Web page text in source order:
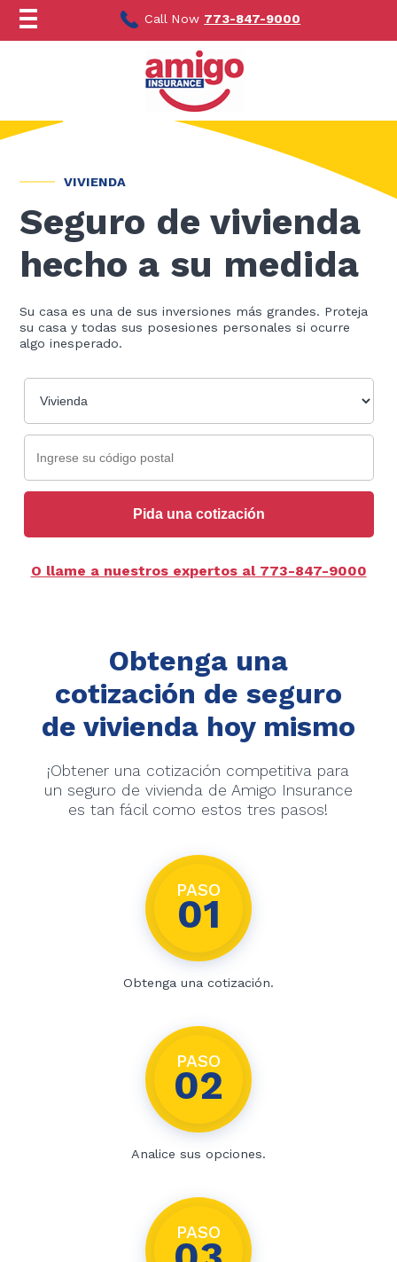
contenido
Call Now 773-847-9000
VIVIENDA
Seguro de vivienda
hecho a su medida
Su casa es una de sus inversiones más grandes. Proteja
su casa y todas sus posesiones personales si ocurre
algo inesperado.
Pida una cotización
O llame a nuestros expertos al 773-847-9000
Obtenga una
cotización de seguro
de vivienda hoy mismo
¡Obtener una cotización competitiva para
un seguro de vivienda de Amigo Insurance
es tan fácil como estos tres pasos!
PASO
01
Obtenga una cotización.
PASO
02
Analice sus opciones.
PASO